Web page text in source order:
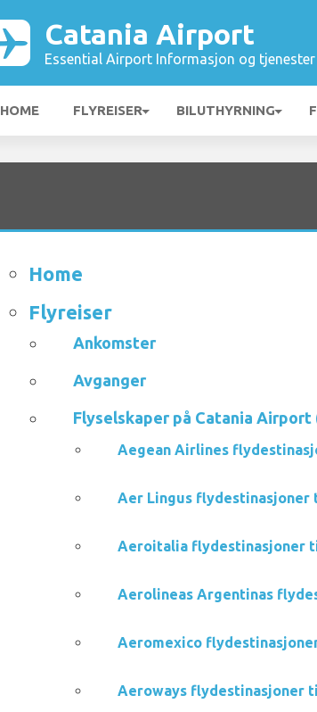
Catania Airport
Essential Airport Informasjon og tjenester
HOME FLYREISER BILUTHYRNING
Home
Flyreiser
Ankomster
Avganger
Flyselskaper på Catania Airport
Aegean Airlines
Aer Lingus flydestinasjoner
Aeroitalia flydestinasjoner
Aerolineas Argentinas
Aeromexico
Aeroways flydestinasjoner